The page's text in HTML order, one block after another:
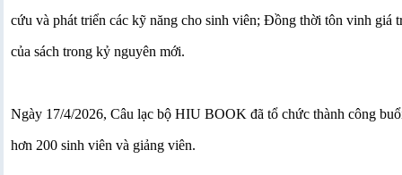
cứu và phát triển các kỹ năng cho sinh viên; Đồng thời tôn vinh giá
của sách trong kỷ nguyên mới.
Ngày 17/4/2026, Câu lạc bộ HIU BOOK đã tổ chức thành công
hơn 200 sinh viên và giảng viên.